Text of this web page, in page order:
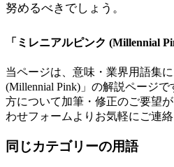
努めるべきでしょう。
「 ミレニアルピンク (Millennial
当ページは、意味・業界用語集に
(Millennial Pink) 」の解説ページ
方について加筆・修正のご要望
わせフォームよりお気軽にご連絡
同じカテゴリーの用語